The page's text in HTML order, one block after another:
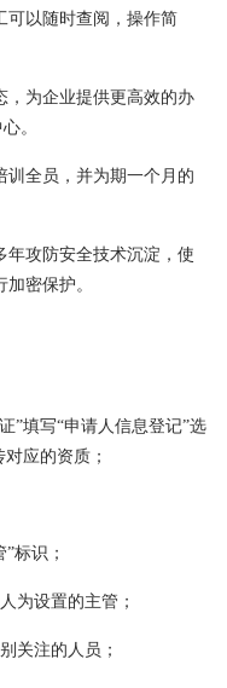
可以随时查阅，操作简
，为企业提供更高效的办
。
训全员，并为期一个月的
年攻防安全技术沉淀，使
密保护。
”填写“申请人信息登记”选
应的资质；
标识；
为设置的主管；
关注的人员；